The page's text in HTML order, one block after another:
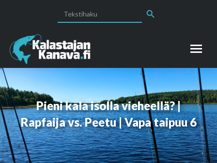
for:
Pieni kala isolla vieheellä? |
Rapfaija vs. Peetu | Vapa taipuu 6